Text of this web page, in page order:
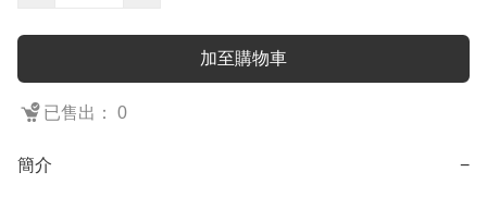
加至購物車
已售出： 0
簡介 −